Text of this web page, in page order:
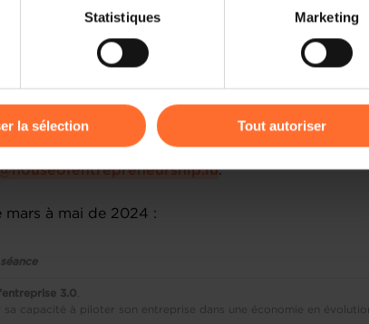
(ex : lecture de vidéos, partage sur les réseaux
de l’affichage du site) peuvent être affectées
des cookies et notre
Politique de protection des
Statistiques Marketing
la sélection Tout autoriser
cycle de formation "Boostez votre entreprise"
jusqu’au 21 mai 2024. Il se compose de
Veuillez noter que la participation à tous les
merci de contacter dès que possible
de la House of
.
mars à mai de 2024 :
3.0
sa capacité à piloter son entreprise dans une économie en évolution